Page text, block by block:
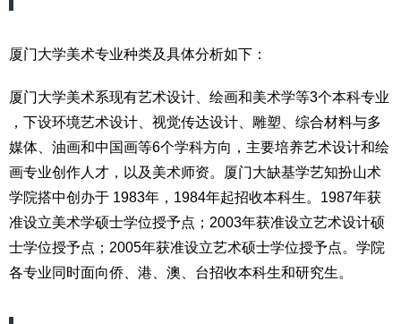
厦门大学美术专业种类及具体分析如下：
厦门大学美术系现有艺术设计、绘画和美术学等3个本科专业
，下设环境艺术设计、视觉传达设计、雕塑、综合材料与多
媒体、油画和中国画等6个学科方向，主要培养艺术设计和绘
画专业创作人才，以及美术师资。厦门大缺基学艺知扮山术
学院搭中创办于 1983年，1984年起招收本科生。1987年获
准设立美术学硕士学位授予点；2003年获准设立艺术设计硕
士学位授予点；2005年获准设立艺术硕士学位授予点。学院
各专业同时面向侨、港、澳、台招收本科生和研究生。